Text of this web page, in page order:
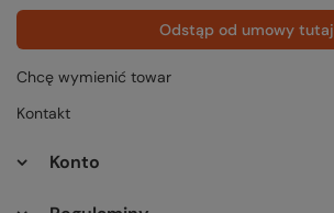
Odstąp od umowy tutaj
Chcę wymienić towar
Kontakt
Konto